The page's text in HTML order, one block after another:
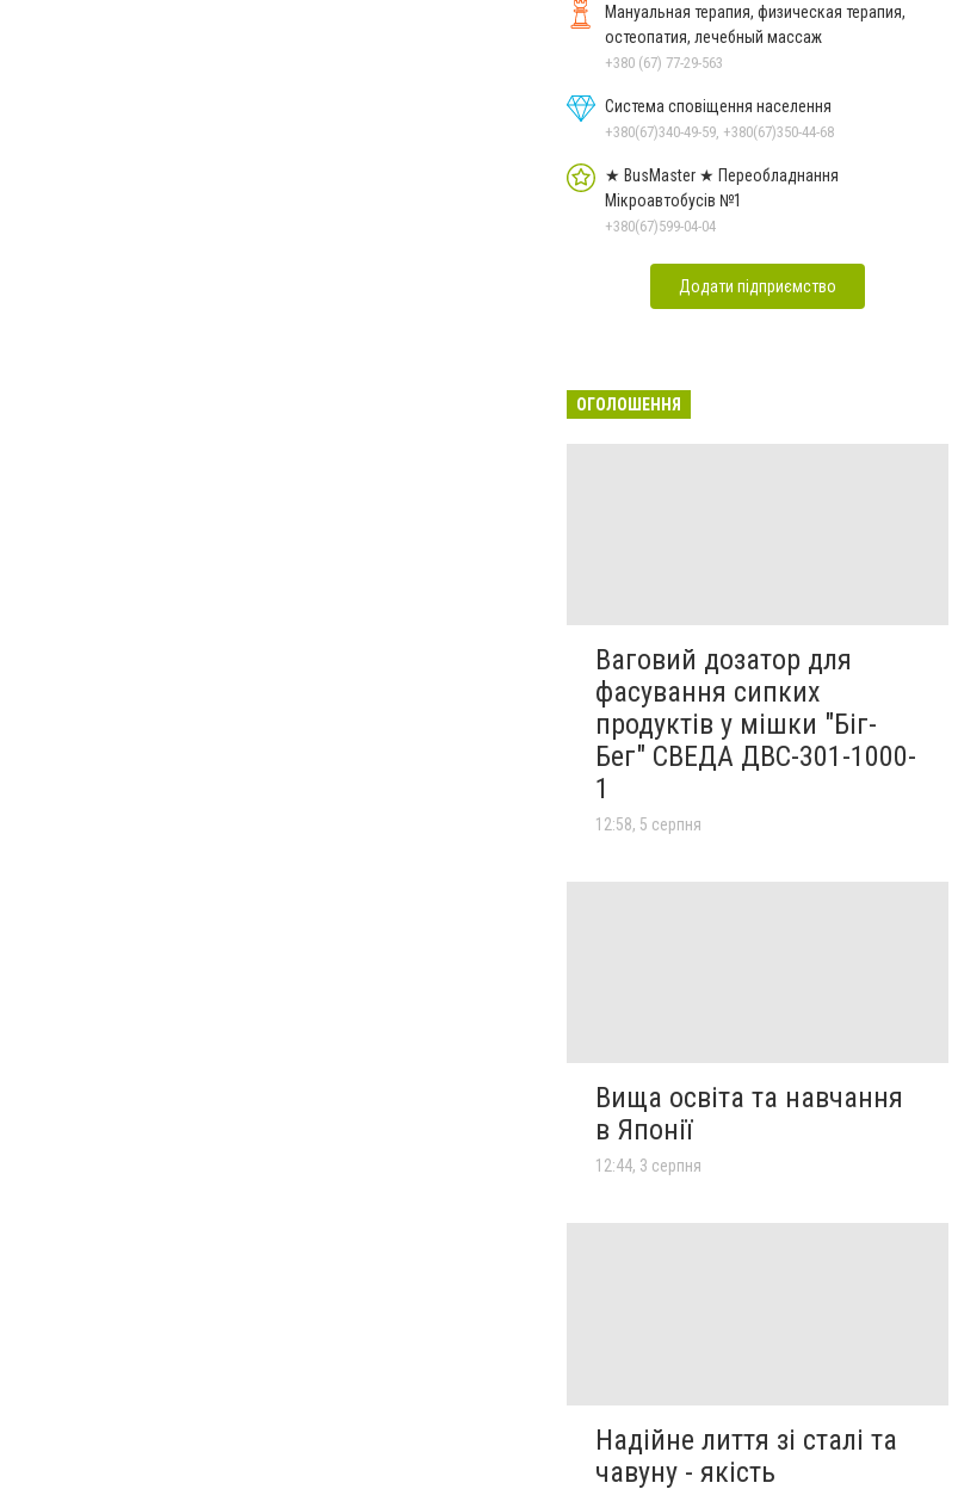
Мануальная терапия, физическая терапия,
остеопатия, лечебный массаж
+380 (67) 77-29-563
Система сповіщення населення
+380(67)340-49-59, +380(67)350-44-68
★ BusMaster ★ Переобладнання
Мікроавтобусів №1
+380(67)599-04-04
Додати підприємство
ОГОЛОШЕННЯ
Ваговий дозатор для
фасування сипких
продуктів у мішки "Біг-
Бег" СВЕДА ДВС-301-1000-
1
12:58, 5 серпня
Вища освіта та навчання
в Японії
12:44, 3 серпня
Надійне лиття зі сталі та
чавуну - якість